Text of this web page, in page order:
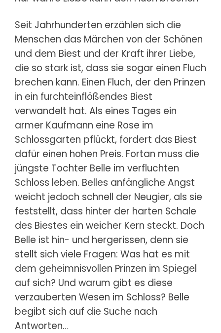
Seit Jahrhunderten erzählen sich die
Menschen das Märchen von der Schönen
und dem Biest und der Kraft ihrer Liebe,
die so stark ist, dass sie sogar einen Fluch
brechen kann. Einen Fluch, der den Prinzen
in ein furchteinflößendes Biest
verwandelt hat. Als eines Tages ein
armer Kaufmann eine Rose im
Schlossgarten pflückt, fordert das Biest
dafür einen hohen Preis. Fortan muss die
jüngste Tochter Belle im verfluchten
Schloss leben. Belles anfängliche Angst
weicht jedoch schnell der Neugier, als sie
feststellt, dass hinter der harten Schale
des Biestes ein weicher Kern steckt. Doch
Belle ist hin- und hergerissen, denn sie
stellt sich viele Fragen: Was hat es mit
dem geheimnisvollen Prinzen im Spiegel
auf sich? Und warum gibt es diese
verzauberten Wesen im Schloss? Belle
begibt sich auf die Suche nach
Antworten…